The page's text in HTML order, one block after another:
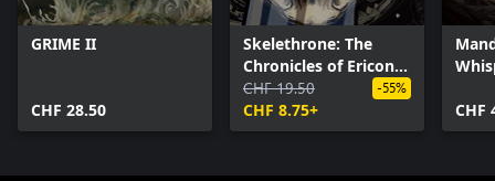
GRIME II
CHF 28.50
Skelethrone: The
Chronicles of Ericona
- Complete Edition
CHF 19.50
CHF 8.75+
-55%
CHF